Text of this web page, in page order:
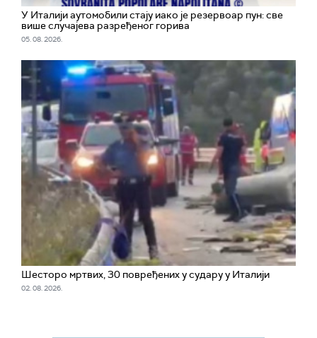
У Италији аутомобили стају иако је резервоар пун: све
више случајева разређеног горива
05. 08. 2026.
Шесторо мртвих, 30 повређених у судару у Италији
02. 08. 2026.